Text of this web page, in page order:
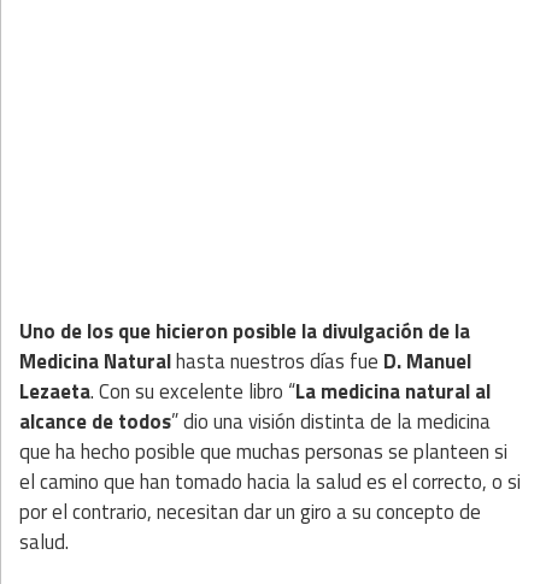
Uno de los que hicieron posible la divulgación de la
Medicina Naturalhasta nuestros días fue D. Manuel
Lezaeta. Con su excelente libro “La medicina natural al
alcance de todos” dio una visión distinta de la medicina
que ha hecho posible que muchas personas se planteen si
el camino que han tomado hacia la salud es el correcto, o si
por el contrario, necesitan dar un giro a su concepto de
salud.